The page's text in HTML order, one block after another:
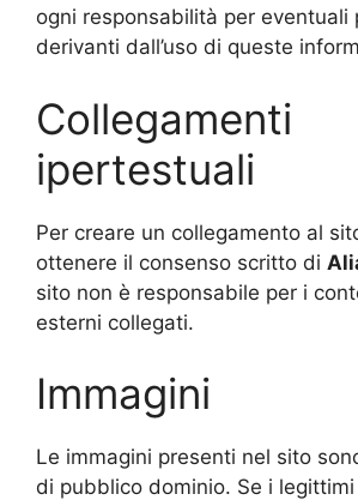
ogni responsabilità per eventuali
derivanti dall’uso di queste
Collegamenti
ipertestuali
Per creare un collegamento al
ottenere il consenso scritto di
sito non è responsabile per i
esterni collegati.
Immagini
Le immagini presenti nel sito
di pubblico dominio. Se i